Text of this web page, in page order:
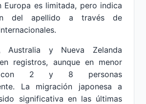
Europa es limitada, pero indica
del apellido a través de
Australia y Nueva Zelanda
registros, aunque en menor
con 2 y 8 personas
La migración japonesa a
significativa en las últimas